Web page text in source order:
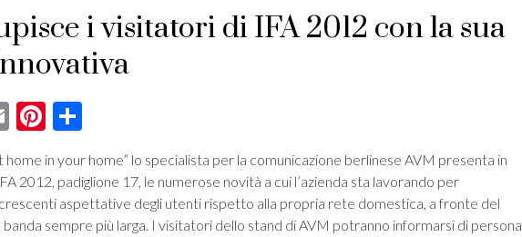
i visitatori di IFA 2012 con la sua
EmailPinterest
Condividi
home in your home” lo specialista per la comunicazione berlinese AVM presenta in
2012, padiglione 17, le numerose novità a cui l’azienda sta lavorando per
aspettative degli utenti rispetto alla propria rete domestica, a fronte del
sempre più larga. I visitatori dello stand di AVM potranno informarsi di persona